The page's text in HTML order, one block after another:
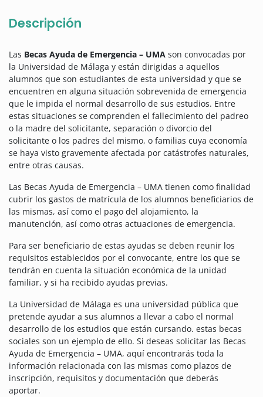
Descripción
Las Becas Ayuda de Emergencia – UMA son convocadas por
la Universidad de Málaga y están dirigidas a aquellos
alumnos que son estudiantes de esta universidad y que se
encuentren en alguna situación sobrevenida de emergencia
que le impida el normal desarrollo de sus estudios. Entre
estas situaciones se comprenden el fallecimiento del padreo
o la madre del solicitante, separación o divorcio del
solicitante o los padres del mismo, o familias cuya economía
se haya visto gravemente afectada por catástrofes naturales,
entre otras causas.
Las Becas Ayuda de Emergencia – UMA tienen como finalidad
cubrir los gastos de matrícula de los alumnos beneficiarios de
las mismas, así como el pago del alojamiento, la
manutención, así como otras actuaciones de emergencia.
Para ser beneficiario de estas ayudas se deben reunir los
requisitos establecidos por el convocante, entre los que se
tendrán en cuenta la situación económica de la unidad
familiar, y si ha recibido ayudas previas.
La Universidad de Málaga es una universidad pública que
pretende ayudar a sus alumnos a llevar a cabo el normal
desarrollo de los estudios que están cursando. estas becas
sociales son un ejemplo de ello. Si deseas solicitar las Becas
Ayuda de Emergencia – UMA, aquí encontrarás toda la
información relacionada con las mismas como plazos de
inscripción, requisitos y documentación que deberás
aportar.